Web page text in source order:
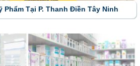
Phẩm Tại P. Thanh Điền Tây Ninh